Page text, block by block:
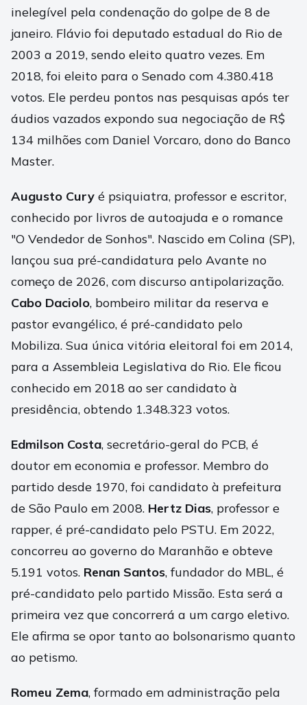
inelegível pela condenação do golpe de 8 de
janeiro. Flávio foi deputado estadual do Rio de
2003 a 2019, sendo eleito quatro vezes. Em
2018, foi eleito para o Senado com 4.380.418
votos. Ele perdeu pontos nas pesquisas após ter
áudios vazados expondo sua negociação de R$
134 milhões com Daniel Vorcaro, dono do Banco
Master.
Augusto Cury é psiquiatra, professor e escritor,
conhecido por livros de autoajuda e o romance
"O Vendedor de Sonhos". Nascido em Colina (SP),
lançou sua pré-candidatura pelo Avante no
começo de 2026, com discurso antipolarização.
Cabo Daciolo, bombeiro militar da reserva e
pastor evangélico, é pré-candidato pelo
Mobiliza. Sua única vitória eleitoral foi em 2014,
para a Assembleia Legislativa do Rio. Ele ficou
conhecido em 2018 ao ser candidato à
presidência, obtendo 1.348.323 votos.
Edmilson Costa, secretário-geral do PCB, é
doutor em economia e professor. Membro do
partido desde 1970, foi candidato à prefeitura
de São Paulo em 2008. Hertz Dias, professor e
rapper, é pré-candidato pelo PSTU. Em 2022,
concorreu ao governo do Maranhão e obteve
5.191 votos. Renan Santos, fundador do MBL, é
pré-candidato pelo partido Missão. Esta será a
primeira vez que concorrerá a um cargo eletivo.
Ele afirma se opor tanto ao bolsonarismo quanto
ao petismo.
Romeu Zema, formado em administração pela